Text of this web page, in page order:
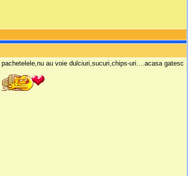
au voie dulciuri,sucuri,chips-uri....acasa gatesc